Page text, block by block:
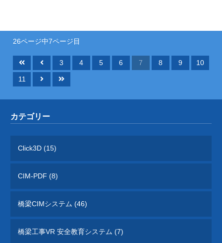
26ページ中7ページ目
3 4 5 6 7 8 9 10
11
カテゴリー
Click3D (15)
CIM-PDF (8)
橋梁CIMシステム (46)
橋梁工事VR 安全教育システム (7)